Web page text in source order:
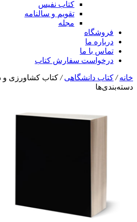
کتاب نفیس
تقویم و سالنامه
مجله
فروشگاه
درباره ما
تماس با ما
درخواست سفارش کتاب
خانه/ کتاب دانشگاهی/ کتاب کشاورزی و
دسته‌بندی‌ها